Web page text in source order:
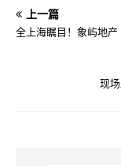
上一篇
全上海瞩目！象屿地
现